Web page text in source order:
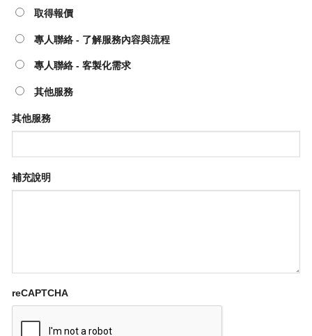
取得報價
專人聯絡 - 了解服務內容與流程
專人聯絡 - 客製化需求
其他服務
其他服務
補充說明
reCAPTCHA